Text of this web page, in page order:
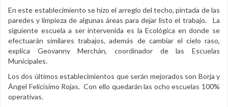
En este establecimiento se hizo el arreglo del techo, pintada de las
paredes y limpieza de algunas áreas para dejar listo el trabajo. La
siguiente escuela a ser intervenida es la Ecológica en donde se
efectuarán similares trabajos, además de cambiar el cielo raso,
explica Geovanny Merchán, coordinador de las Escuelas
Municipales.
Los dos últimos establecimientos que serán mejorados son Borja y
Ángel Felicísimo Rojas. Con ello quedarán las ocho escuelas 100%
operativas.